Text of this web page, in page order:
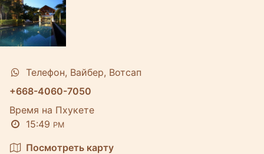
Телефон, Вайбер, Вотсап
+668-4060-7050
Время на Пхукете
15:49 PM
Посмотреть карту